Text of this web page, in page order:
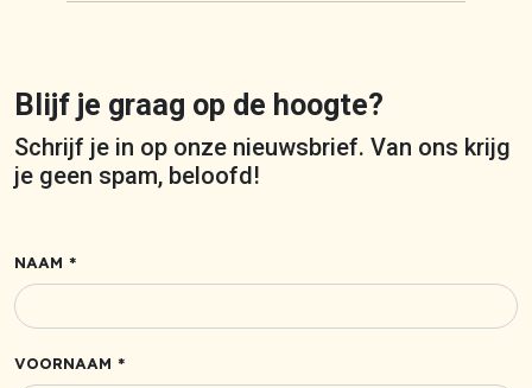
Blijf je graag op de hoogte?
Schrijf je in op onze nieuwsbrief. Van ons krijg
je geen spam, beloofd!
NAAM *
VOORNAAM *